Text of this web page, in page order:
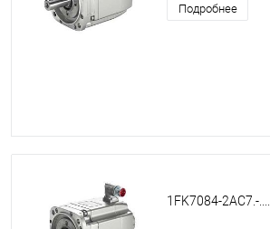
Подробнее
1FK7084-2AC7.-....